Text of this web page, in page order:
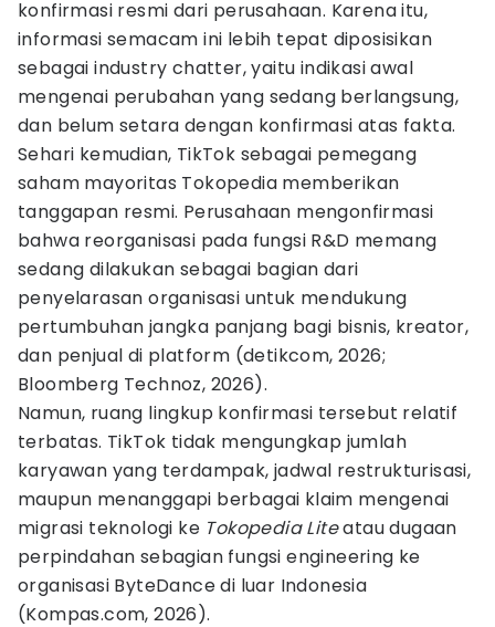
konfirmasi resmi dari perusahaan. Karena itu,
informasi semacam ini lebih tepat diposisikan
sebagai industry chatter, yaitu indikasi awal
mengenai perubahan yang sedang berlangsung,
dan belum setara dengan konfirmasi atas fakta.
Sehari kemudian, TikTok sebagai pemegang
saham mayoritas Tokopedia memberikan
tanggapan resmi. Perusahaan mengonfirmasi
bahwa reorganisasi pada fungsi R&D memang
sedang dilakukan sebagai bagian dari
penyelarasan organisasi untuk mendukung
pertumbuhan jangka panjang bagi bisnis, kreator,
dan penjual di platform (detikcom, 2026;
Bloomberg Technoz, 2026).
Namun, ruang lingkup konfirmasi tersebut relatif
terbatas. TikTok tidak mengungkap jumlah
karyawan yang terdampak, jadwal restrukturisasi,
maupun menanggapi berbagai klaim mengenai
migrasi teknologi ke Tokopedia Liteatau dugaan
perpindahan sebagian fungsi engineering ke
organisasi ByteDance di luar Indonesia
(Kompas.com, 2026).